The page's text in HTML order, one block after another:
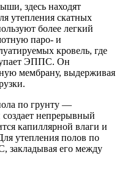
здесь находят
утепления скатных
более легкий
паро- и
кровель, где
ЭППС. Он
мембрану, выдерживая
по грунту —
непрерывный
капиллярной влаги и
утепления полов по
закладывая его между